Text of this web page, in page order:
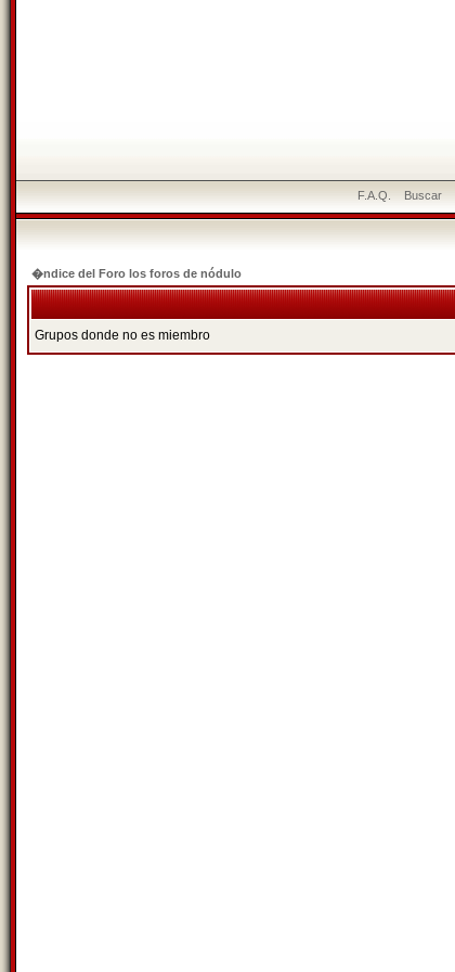
F.A.Q. Buscar
�ndice del Foro los foros de nódulo
Grupos donde no es miembro